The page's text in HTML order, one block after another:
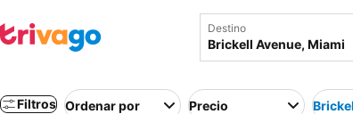
Destino
Filtros Ordenar por Precio